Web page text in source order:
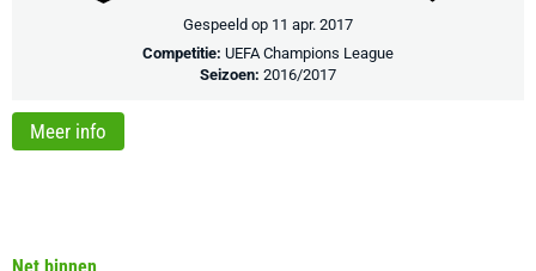
Gespeeld op 11 apr. 2017
Competitie: UEFA Champions League
Seizoen: 2016/2017
Meer info